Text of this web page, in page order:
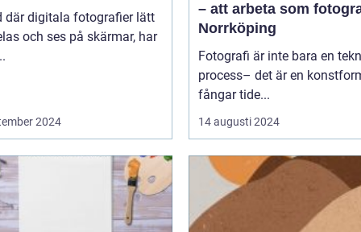
där digitala fotografier lätt
och ses på skärmar, har
2024
– att arbeta som
Norrköping
Fotografi är inte bara en
process– det är en
fångar tide...
14 augusti 2024